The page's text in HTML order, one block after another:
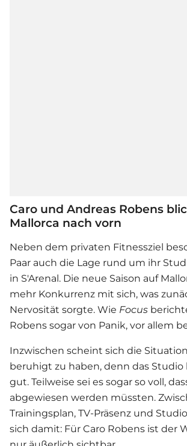
Caro und Andreas Robens
Mallorca nach vorn
Neben dem privaten Fitnessziel
Paar auch die Lage rund um ihr
in S'Arenal. Die neue Saison auf
mehr Konkurrenz mit sich, was
Nervosität sorgte. Wie Focus
Robens sogar von Panik, vor allem
Inzwischen scheint sich die
beruhigt zu haben, denn das
gut. Teilweise sei es sogar so voll,
abgewiesen werden müssten.
Trainingsplan, TV-Präsenz und
sich damit: Für Caro Robens ist der